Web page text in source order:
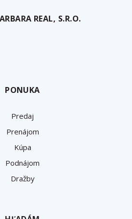
REAL, S.R.O.
PONUKA
Predaj
Prenájom
Kúpa
Podnájom
Dražby